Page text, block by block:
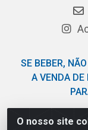
O nosso site
SE BEBER,
A VENDA DE